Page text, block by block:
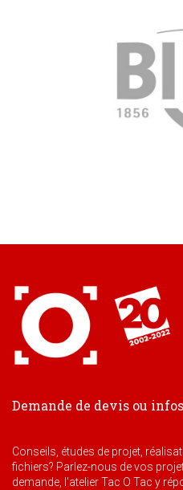
Demande de devis ou infos
Conseils, études de projet,
fichiers? Parlez-nous de vos
demande, l'atelier Tac O Tac y